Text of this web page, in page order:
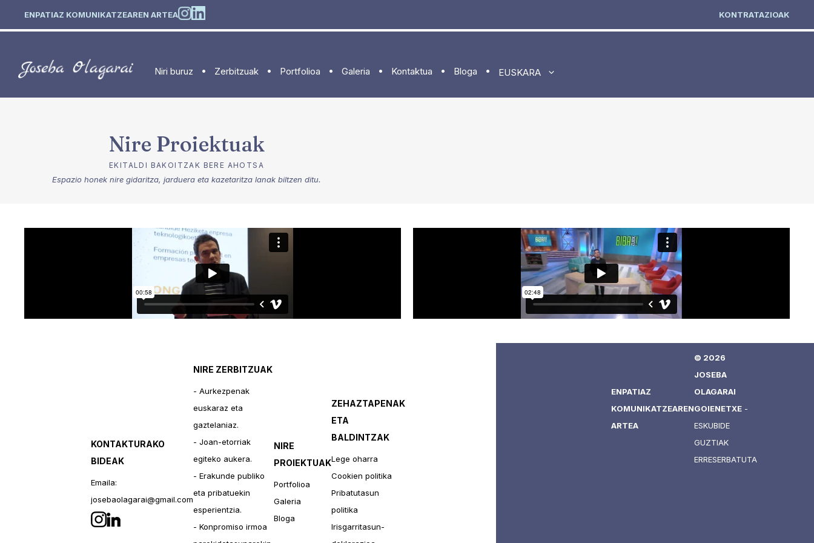
ENPATIAZ KOMUNIKATZEAREN ARTEA KONTRATAZIOAK
Niri buruz Zerbitzuak Portfolioa Galeria Kontaktua Bloga EUSKARA
Nire Proiektuak
EKITALDI BAKOITZAK BERE AHOTSA
Espazio honek nire gidaritza, jarduera eta kazetaritza lanak biltzen ditu.
KONTAKTURAKO
BIDEAK
Emaila:
josebaolagarai@gmail.com
NIRE ZERBITZUAK
- Aurkezpenak
euskaraz eta
gaztelaniaz.
- Joan-etorriak
egiteko aukera.
- Erakunde publiko
eta pribatuekin
esperientzia.
- Konpromiso irmoa
NIRE
PROIEKTUAK
Portfolioa
Galeria
Bloga
ZEHAZTAPENAK
ETA
BALDINTZAK
Lege oharra
Cookien politika
Pribatutasun
politika
Irisgarritasun-
ENPATIAZ
KOMUNIKATZEAREN
ARTEA
© 2026
JOSEBA
OLAGARAI
GOIENETXE -
ESKUBIDE
GUZTIAK
ERRESERBATUTA